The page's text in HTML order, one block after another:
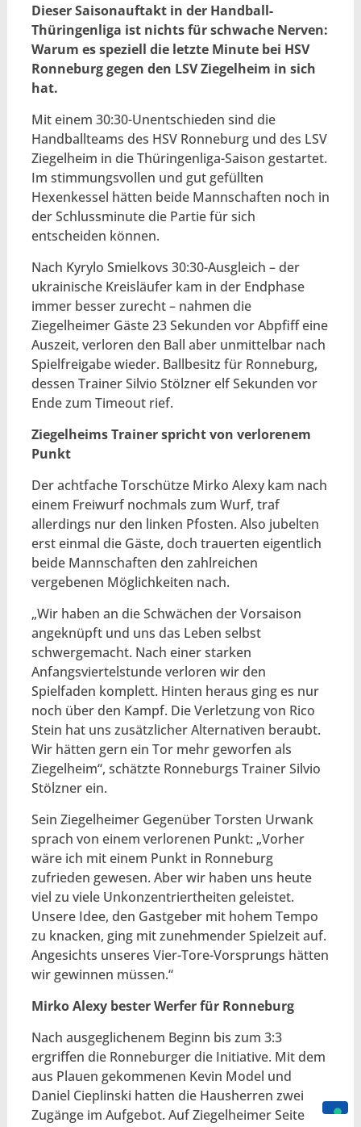
Dieser Saisonauftakt in der Handball-
Thüringenliga ist nichts für schwache Nerven:
Warum es speziell die letzte Minute bei HSV
Ronneburg gegen den LSV Ziegelheim in sich
hat.
Mit einem 30:30-Unentschieden sind die
Handballteams des HSV Ronneburg und des LSV
Ziegelheim in die Thüringenliga-Saison gestartet.
Im stimmungsvollen und gut gefüllten
Hexenkessel hätten beide Mannschaften noch in
der Schlussminute die Partie für sich
entscheiden können.
Nach Kyrylo Smielkovs 30:30-Ausgleich – der
ukrainische Kreisläufer kam in der Endphase
immer besser zurecht – nahmen die
Ziegelheimer Gäste 23 Sekunden vor Abpfiff eine
Auszeit, verloren den Ball aber unmittelbar nach
Spielfreigabe wieder. Ballbesitz für Ronneburg,
dessen Trainer Silvio Stölzner elf Sekunden vor
Ende zum Timeout rief.
Ziegelheims Trainer spricht von verlorenem
Punkt
Der achtfache Torschütze Mirko Alexy kam nach
einem Freiwurf nochmals zum Wurf, traf
allerdings nur den linken Pfosten. Also jubelten
erst einmal die Gäste, doch trauerten eigentlich
beide Mannschaften den zahlreichen
vergebenen Möglichkeiten nach.
„Wir haben an die Schwächen der Vorsaison
angeknüpft und uns das Leben selbst
schwergemacht. Nach einer starken
Anfangsviertelstunde verloren wir den
Spielfaden komplett. Hinten heraus ging es nur
noch über den Kampf. Die Verletzung von Rico
Stein hat uns zusätzlicher Alternativen beraubt.
Wir hätten gern ein Tor mehr geworfen als
Ziegelheim“, schätzte Ronneburgs Trainer Silvio
Stölzner ein.
Sein Ziegelheimer Gegenüber Torsten Urwank
sprach von einem verlorenen Punkt: „Vorher
wäre ich mit einem Punkt in Ronneburg
zufrieden gewesen. Aber wir haben uns heute
viel zu viele Unkonzentriertheiten geleistet.
Unsere Idee, den Gastgeber mit hohem Tempo
zu knacken, ging mit zunehmender Spielzeit auf.
Angesichts unseres Vier-Tore-Vorsprungs hätten
wir gewinnen müssen.“
Mirko Alexy bester Werfer für Ronneburg
Nach ausgeglichenem Beginn bis zum 3:3
ergriffen die Ronneburger die Initiative. Mit dem
aus Plauen gekommenen Kevin Model und
Daniel Cieplinski hatten die Hausherren zwei
Zugänge im Aufgebot. Auf Ziegelheimer Seite